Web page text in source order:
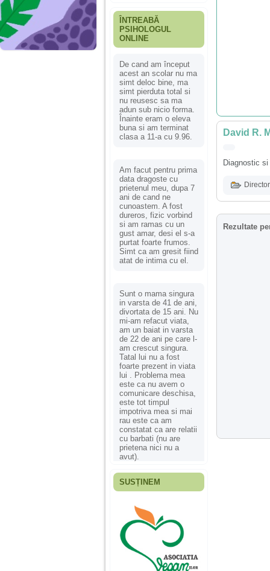
ÎNTREABĂ
PSIHOLOGUL
ONLINE
De cand am început
acest an scolar nu ma
simt deloc bine, ma
simt pierduta total si
nu reusesc sa ma
adun sub nicio forma.
Înainte eram o eleva
buna si am terminat
clasa a 11-a cu 9.96.
Am facut pentru prima
data dragoste cu
prietenul meu, dupa 7
ani de cand ne
cunoastem. A fost
dureros, fizic vorbind
si am ramas cu un
gust amar, desi el s-a
purtat foarte frumos.
Simt ca am gresit fiind
atat de intima cu el.
Sunt o mama singura
in varsta de 41 de ani,
divortata de 15 ani. Nu
mi-am refacut viata,
am un baiat in varsta
de 22 de ani pe care l-
am crescut singura.
Tatal lui nu a fost
foarte prezent in viata
lui . Problema mea
este ca nu avem o
comunicare deschisa,
este tot timpul
impotriva mea si mai
rau este ca am
constatat ca are relatii
cu barbati (nu are
prietena nici nu a
avut).
Fiica mea s-a nascut
ani, privind in urma
realizez cat de multe
greseli am facut in
educatia si cresterea
ei, am fost o mama
egoista, preocupata
de implinirea
SUSȚINEM
David R.
Diagnostic
Rezultate